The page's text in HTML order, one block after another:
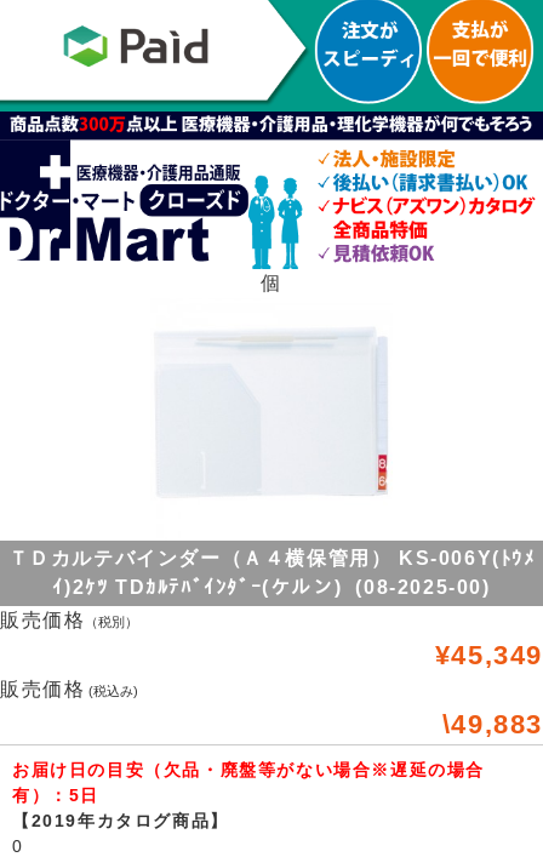
個
ＴＤカルテバインダー（Ａ４横保管用） KS-006Y(ﾄｳﾒ
ｲ)2ｹﾂ TDｶﾙﾃﾊﾞｲﾝﾀﾞｰ(ケルン) (08-2025-00)
販売価格
（税別）
¥45,349
販売価格 (税込み)
\49,883
お届け日の目安（欠品・廃盤等がない場合※遅延の場合
有）：5日
【2019年カタログ商品】
0